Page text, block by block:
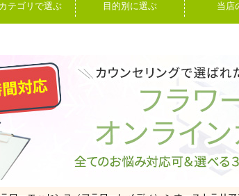
テゴリで選ぶ 目的別に選ぶ 当店